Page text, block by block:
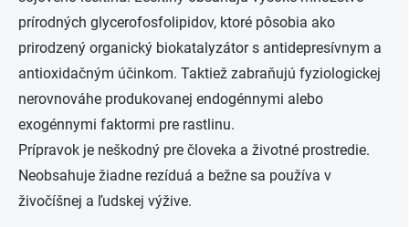
prírodných glycerofosfolipidov, ktoré pôsobia ako
prirodzený organický biokatalyzátor s antidepresívnym a
antioxidačným účinkom. Taktiež zabraňujú fyziologickej
nerovnováhe produkovanej endogénnymi alebo
exogénnymi faktormi pre rastlinu.
Prípravok je neškodný pre človeka a životné prostredie.
Neobsahuje žiadne rezíduá a bežne sa používa v
živočíšnej a ľudskej výžive.